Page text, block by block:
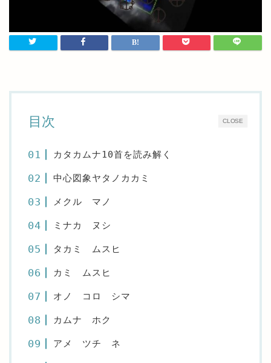
CLOSE
目次
カタカムナ10首を読み解く
中心図象ヤタノカカミ
メクル マノ
ミナカ ヌシ
タカミ ムスヒ
カミ ムスヒ
オノ コロ シマ
カムナ ホク
アメ ツチ ネ